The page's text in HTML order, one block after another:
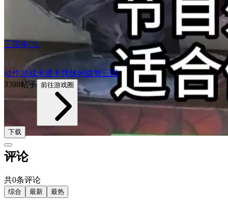
三国杀OL
4.9
动作游戏卡通卡牌休闲益智三国
3398帖子 前往游戏圈
下载
评论
共0条评论
综合 最新 最热